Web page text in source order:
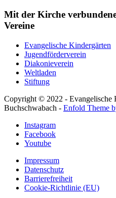
Mit der Kirche
Vereine
Evangelische Kindergärten
Jugendförderverein
Diakonieverein
Weltladen
Stiftung
Copyright © 2022 - Evangelische
Buchschwabach - Enfold Theme
Instagram
Facebook
Youtube
Impressum
Datenschutz
Barrierefreiheit
Cookie-Richtlinie (EU)